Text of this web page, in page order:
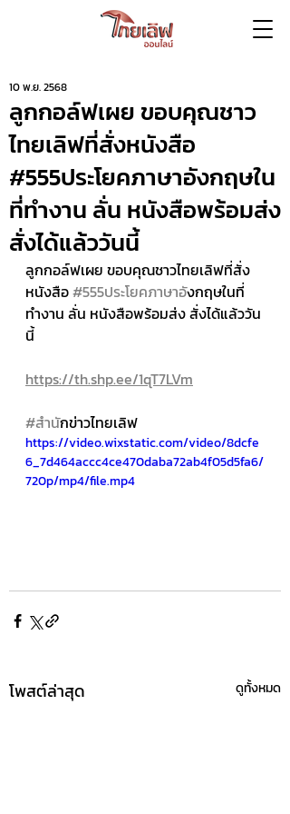
ลูกกอล์ฟเผย ขอบคุณชาว
ไทยเลิฟที่สั่งหนังสือ
#555ประโยคภาษาอังกฤษใน
ที่ทำงาน ลั่น หนังสือพร้อมส่ง
สั่งได้แล้ววันนี้
10 พ.ย. 2568
ลูกกอล์ฟเผย ขอบคุณชาวไทยเลิฟที่สั่ง
หนังสือ #555ประโยคภาษาอังกฤษในที่
ทำงาน ลั่น หนังสือพร้อมส่ง สั่งได้แล้ววัน
นี้
https://th.shp.ee/1qT7LVm
#สำนักข่าวไทยเลิฟ
https://video.wixstatic.com/video/8dcfe
6_7d464accc4ce470daba72ab4f05d5fa6/
720p/mp4/file.mp4
โพสต์ล่าสุด ดูทั้งหมด